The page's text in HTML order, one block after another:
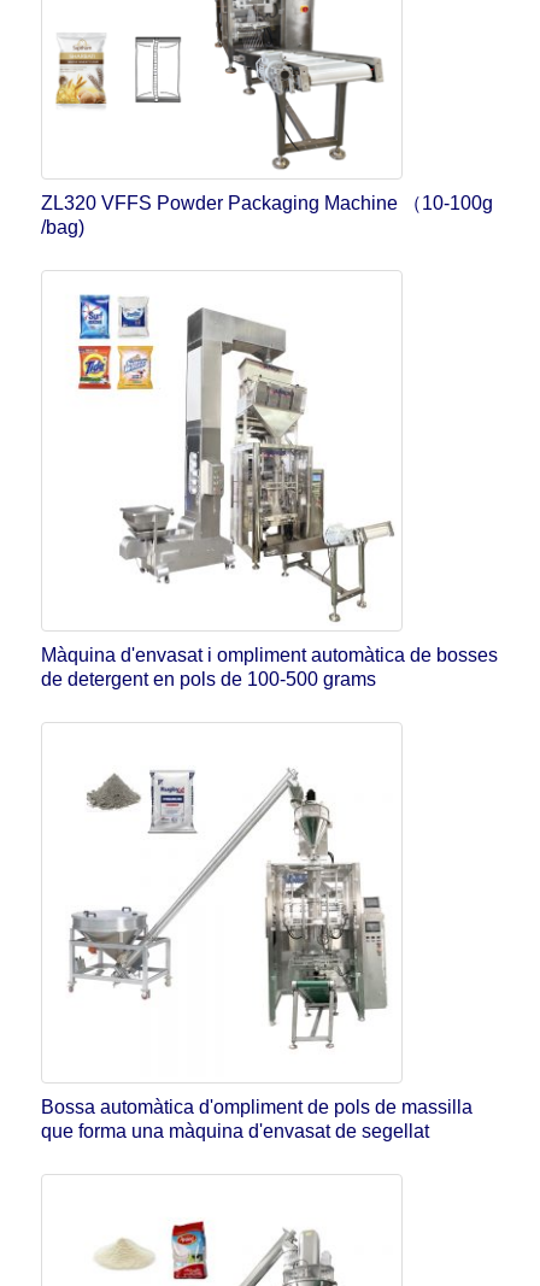
ZL320 VFFS Powder Packaging Machine （10-100g
/bag)
Màquina d'envasat i ompliment automàtica de bosses
de detergent en pols de 100-500 grams
Bossa automàtica d'ompliment de pols de massilla
que forma una màquina d'envasat de segellat